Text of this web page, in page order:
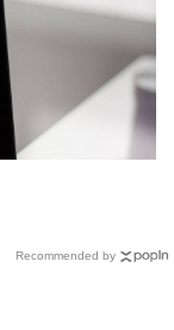
Recommended by